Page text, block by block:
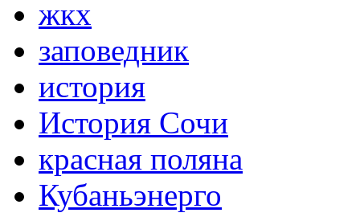
жкх
заповедник
история
История Сочи
красная поляна
Кубаньэнерго